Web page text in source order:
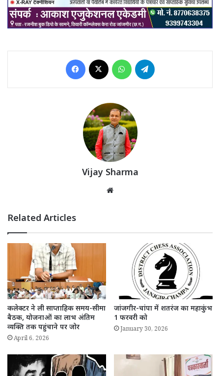
Facebook WhatsApp
Vijay Sharma
Related Articles
कलेक्टर ने ली साप्ताहिक समय-सीमा
बैठक, योजनाओं का लाभ अंतिम
व्यक्ति तक पहुंचाने पर जोर
April 6, 2026
जांजगीर-चांपा में शतरंज का महाकुंभ
1 फरवरी को
January 30, 2026